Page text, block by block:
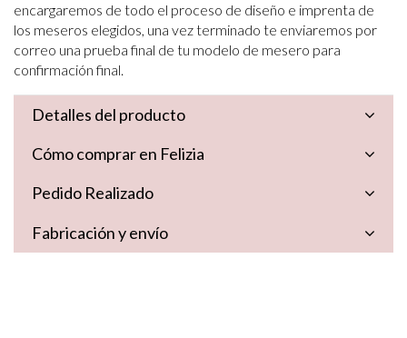
encargaremos de todo el proceso de diseño e imprenta de
los meseros elegidos, una vez terminado te enviaremos por
correo una prueba final de tu modelo de mesero para
confirmación final.
Detalles del producto
Cómo comprar en Felizia
Pedido Realizado
Fabricación y envío